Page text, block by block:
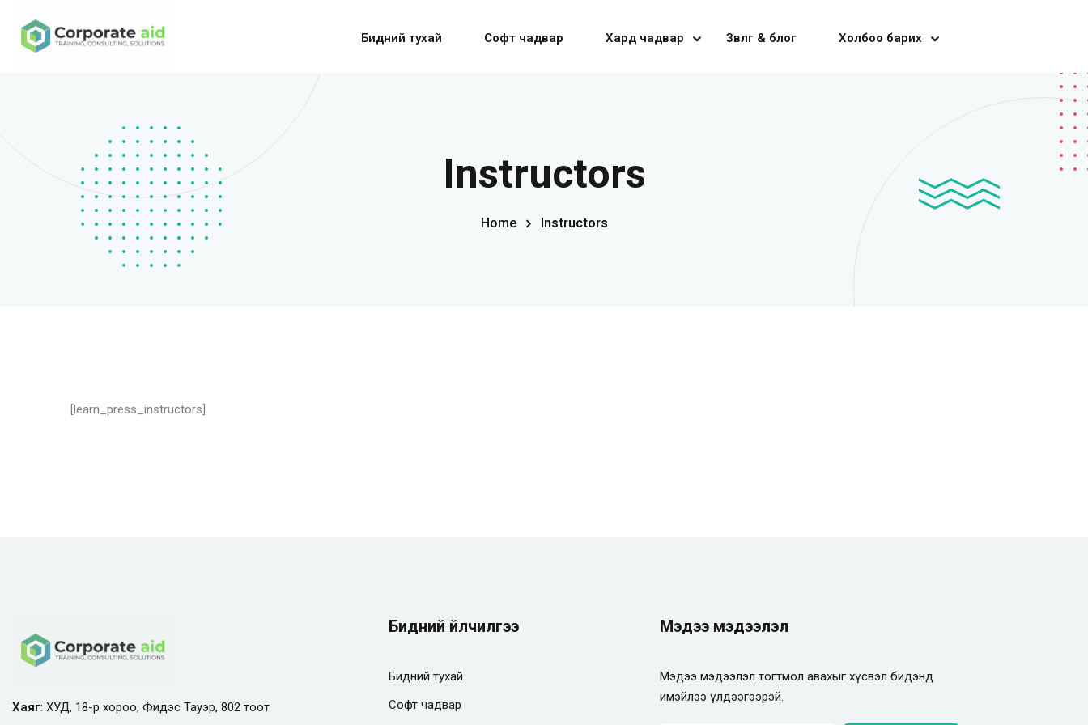
Бидний тухай Софт чадвар Хард чадвар Зөвлөгөө & блог Холбоо барих
Instructors
Home Instructors
[learn_press_instructors]
Хаяг: ХУД, 18-р хороо, Фидэс Тауэр, 802 тоот
Бидний үйлчилгээ
Бидний тухай
Софт чадвар
Мэдээ мэдээлэл
Мэдээ мэдээлэл тогтмол авахыг хүсвэл бидэнд
имэйлээ үлдээгээрэй.